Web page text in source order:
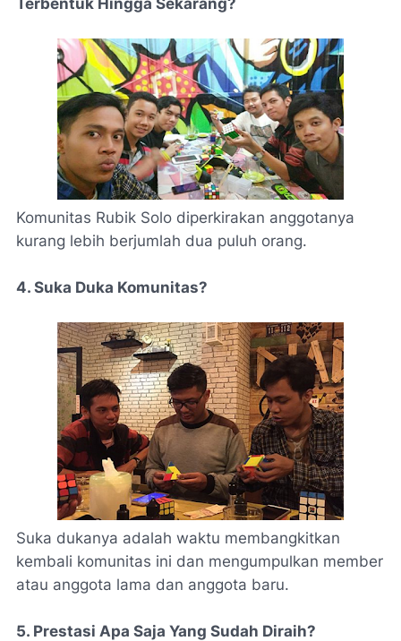
Komunitas Rubik Solo diperkirakan anggotanya
kurang lebih berjumlah dua puluh orang.
4. Suka Duka Komunitas?
Suka dukanya adalah waktu membangkitkan
kembali komunitas ini dan mengumpulkan member
atau anggota lama dan anggota baru.
5. Prestasi Apa Saja Yang Sudah Diraih?